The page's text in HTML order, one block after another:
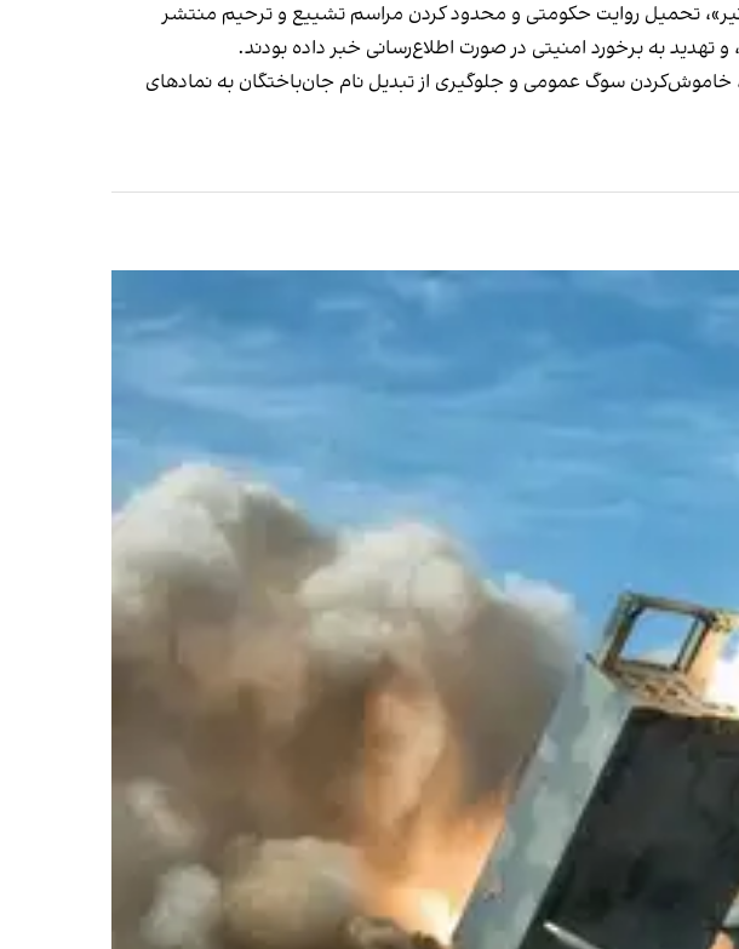
تیر»، تحمیل روایت حکومتی و محدود کردن مراسم تشییع و ترحیم منتشر
به برخورد امنیتی در صورت اطلاع‌رسانی خبر داده بودند.
سوگ عمومی و جلوگیری از تبدیل نام جان‌باختگان به نمادهای